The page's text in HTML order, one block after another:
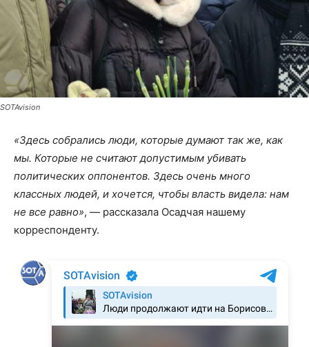
SOTAvision
«Здесь собрались люди, которые думают так же, как
мы. Которые не считают допустимым убивать
политических оппонентов. Здесь очень много
классных людей, и хочется, чтобы власть видела: нам
не все равно», — рассказала Осадчая нашему
корреспонденту.